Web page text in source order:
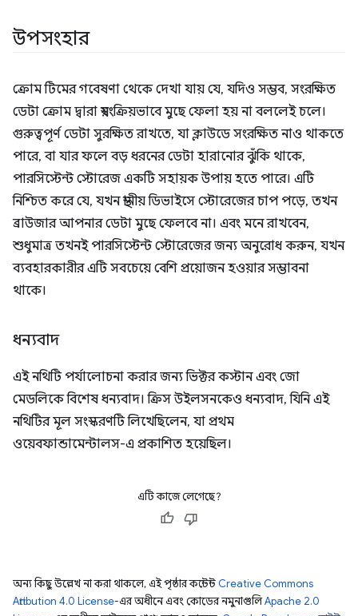
উপসংহার
ক্রোম টিমের গবেষণা থেকে দেখা যায় যে, যদিও সম্ভব, সংরক্ষিত
ডেটা ক্রোম দ্বারা স্বয়ংক্রিয়ভাবে মুছে ফেলা হয় না বললেই চলে।
গুরুত্বপূর্ণ ডেটা সুরক্ষিত রাখতে, যা ক্লাউডে সংরক্ষিত নাও থাকতে
পারে, বা যার ফলে বড় ধরনের ডেটা হারানোর ঝুঁকি থাকে,
পারসিস্টেন্ট স্টোরেজ একটি সহায়ক উপায় হতে পারে। এটি
নিশ্চিত করে যে, যখন স্থানীয় ডিভাইসে স্টোরেজের চাপ পড়ে, তখন
ব্রাউজার আপনার ডেটা মুছে ফেলবে না। এবং মনে রাখবেন,
শুধুমাত্র তখনই পারসিস্টেন্ট স্টোরেজের জন্য অনুরোধ করুন, যখন
ব্যবহারকারীর এটি সবচেয়ে বেশি প্রয়োজন হওয়ার সম্ভাবনা
থাকে।
ধন্যবাদ
এই নথিটি পর্যালোচনা করার জন্য ভিক্টর কস্টান এবং জো
মেডলিকে বিশেষ ধন্যবাদ। ক্রিস উইলসনকেও ধন্যবাদ, যিনি এই
নথিটির মূল সংস্করণটি লিখেছিলেন, যা প্রথম
ওয়েবফান্ডামেন্টালস-এ প্রকাশিত হয়েছিল।
এটি কাজে লেগেছে?
অন্য কিছু উল্লেখ না করা থাকলে, এই পৃষ্ঠার কন্টেন্ট Creative Commons
Attribution 4.0 License-এর অধীনে এবং কোডের নমুনাগুলিApache 2.0